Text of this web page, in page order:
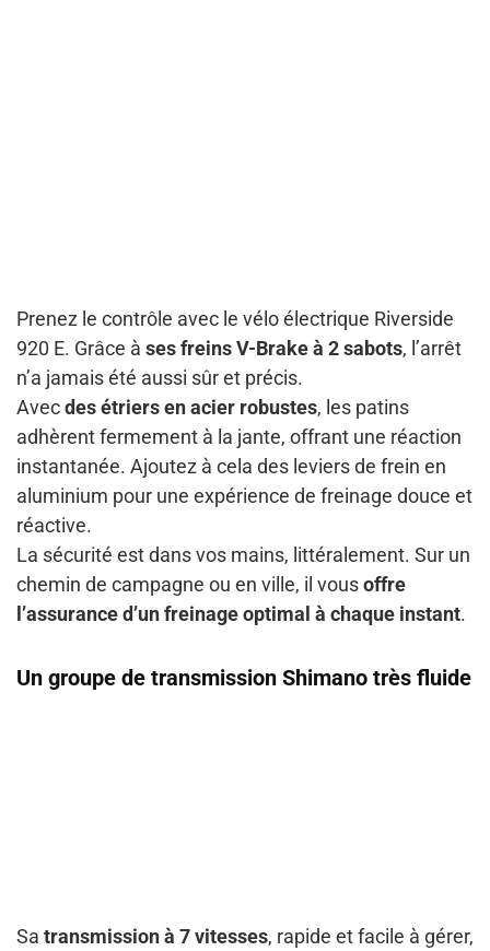
Prenez le contrôle avec le vélo électrique Riverside
920 E. Grâce à ses freins V-Brake à 2 sabots, l’arrêt
n’a jamais été aussi sûr et précis.
Avecdes étriers en acier robustes, les patins
adhèrent fermement à la jante, offrant une réaction
instantanée. Ajoutez à cela des leviers de frein en
aluminium pour une expérience de freinage douce et
réactive.
La sécurité est dans vos mains, littéralement. Sur un
chemin de campagne ou en ville, il vousoffre
l’assurance d’un freinage optimal à chaque instant.
Un groupe de transmission Shimano très fluide
Sa transmission à 7 vitesses, rapide et facile à gérer,